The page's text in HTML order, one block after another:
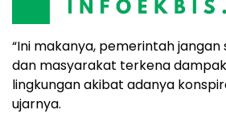
“Ini makanya, pemerintah jangan
dan masyarakat terkena
lingkungan akibat adanya
ujarnya.